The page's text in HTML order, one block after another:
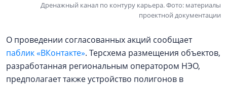
Дренажный канал по контуру карьера. Фото: материалы
проектной документации
О проведении согласованных акций сообщает
паблик «ВКонтакте». Терсхема размещения объектов,
разработанная региональным оператором НЭО,
предполагает также устройство полигонов в